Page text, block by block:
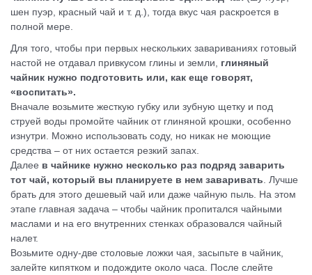
шен пуэр, красный чай и т. д.), тогда вкус чая раскроется в
полной мере.
Для того, чтобы при первых нескольких завариваниях готовый
настой не отдавал привкусом глины и земли, глиняный
чайник нужно подготовить или, как еще говорят,
«воспитать».
Вначале возьмите жесткую губку или зубную щетку и под
струей воды промойте чайник от глиняной крошки, особенно
изнутри. Можно использовать соду, но никак не моющие
средства – от них остается резкий запах.
Далее в чайнике нужно несколько раз подряд заварить
тот чай, который вы планируете в нем заваривать. Лучше
брать для этого дешевый чай или даже чайную пыль. На этом
этапе главная задача – чтобы чайник пропитался чайными
маслами и на его внутренних стенках образовался чайный
налет.
Возьмите одну-две столовые ложки чая, засыпьте в чайник,
залейте кипятком и подождите около часа. После слейте